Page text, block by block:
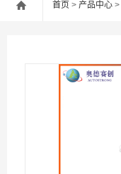
首页 > 产品中心 >